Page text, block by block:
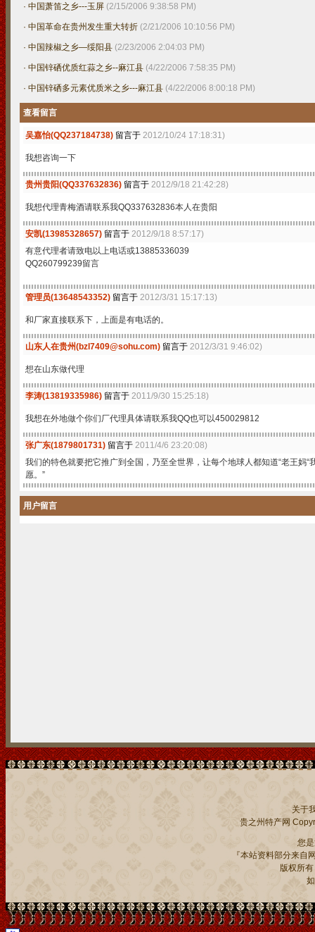
· 中国萧笛之乡---玉屏 (2/15/2006 9:38:58 PM)
· 中国革命在贵州发生重大转折 (2/21/2006 10:10:56 PM)
· 中国辣椒之乡—绥阳县 (2/23/2006 2:04:03 PM)
· 中国锌硒优质红蒜之乡--麻江县 (4/22/2006 7:58:35 PM)
· 中国锌硒多元素优质米之乡---麻江县 (4/22/2006 8:00:18 PM)
查看留言
吴嘉怡(QQ237184738) 留言于 2012/10/24 17:18:31)
我想咨询一下
贵州贵阳(QQ337632836) 留言于 2012/9/18 21:42:28)
我想代理青梅酒请联系我QQ337632836本人在贵阳
安凯(13985328657) 留言于 2012/9/18 8:57:17)
有意代理者请致电以上电话或13885336039
QQ260799239留言
管理员(13648543352) 留言于 2012/3/31 15:17:13)
和厂家直接联系下，上面是有电话的。
山东人在贵州(bzl7409@sohu.com) 留言于 2012/3/31 9:46:02)
想在山东做代理
李涛(13819335986) 留言于 2011/9/30 15:25:18)
我想在外地做个你们厂代理具体请联系我QQ也可以450029812
张广东(1879801731) 留言于 2011/4/6 23:20:08)
我们的特色就要把它推广到全国，乃至全世界，让每个地球人都知道“老王妈
愿。”
用户留言
关于
贵之州特产网
您
『本站资料部分来自
版权所